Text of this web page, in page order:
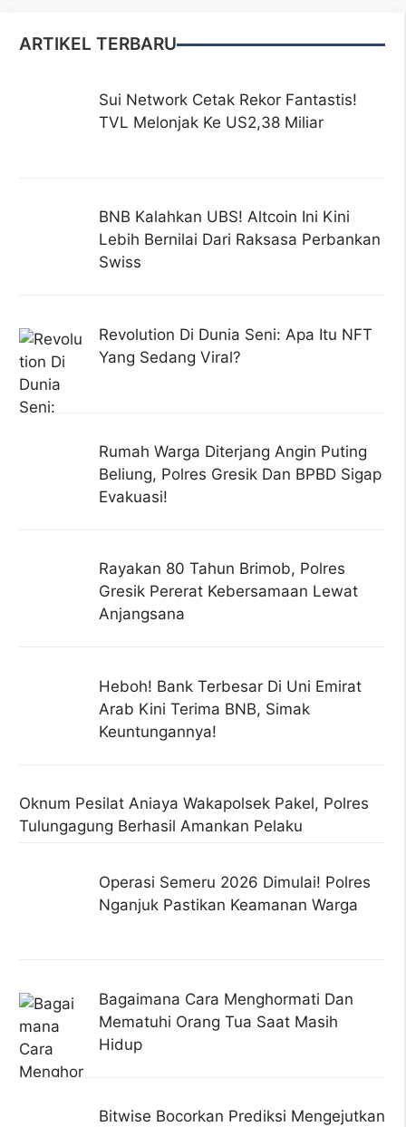
ARTIKEL TERBARU
Sui Network Cetak Rekor Fantastis!
TVL Melonjak Ke US2,38 Miliar
BNB Kalahkan UBS! Altcoin Ini Kini
Lebih Bernilai Dari Raksasa Perbankan
Swiss
Revolution Di Dunia Seni: Apa Itu NFT
Yang Sedang Viral?
Rumah Warga Diterjang Angin Puting
Beliung, Polres Gresik Dan BPBD Sigap
Evakuasi!
Rayakan 80 Tahun Brimob, Polres
Gresik Pererat Kebersamaan Lewat
Anjangsana
Heboh! Bank Terbesar Di Uni Emirat
Arab Kini Terima BNB, Simak
Keuntungannya!
Oknum Pesilat Aniaya Wakapolsek Pakel, Polres
Tulungagung Berhasil Amankan Pelaku
Operasi Semeru 2026 Dimulai! Polres
Nganjuk Pastikan Keamanan Warga
Bagaimana Cara Menghormati Dan
Mematuhi Orang Tua Saat Masih
Hidup
Bitwise Bocorkan Prediksi Mengejutkan